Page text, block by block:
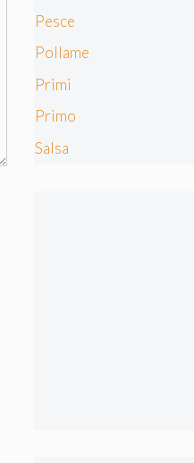
Pesce
Pollame
Primi
Primo
Salsa